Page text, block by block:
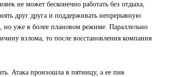
не может бесконечно работать без отдыха,
друг друга и поддерживать непрерывную
но уже в более плановом режиме. Параллельно
взлома, то после восстановления компания
Атака произошла в пятницу, а ее пик